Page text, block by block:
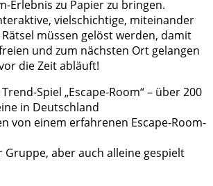
Erlebnis zu Papier zu bringen.
vielschichtige, miteinander
müssen gelöst werden, damit
und zum nächsten Ort gelangen
die Zeit abläuft!
Spiel „Escape-Room“ – über 200
in Deutschland
von einem erfahrenen Escape-Room-
Gruppe, aber auch alleine gespielt